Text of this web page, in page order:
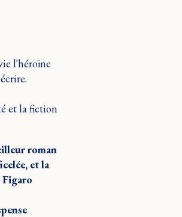
l'héroïne
et la fiction
roman
et la
Figaro